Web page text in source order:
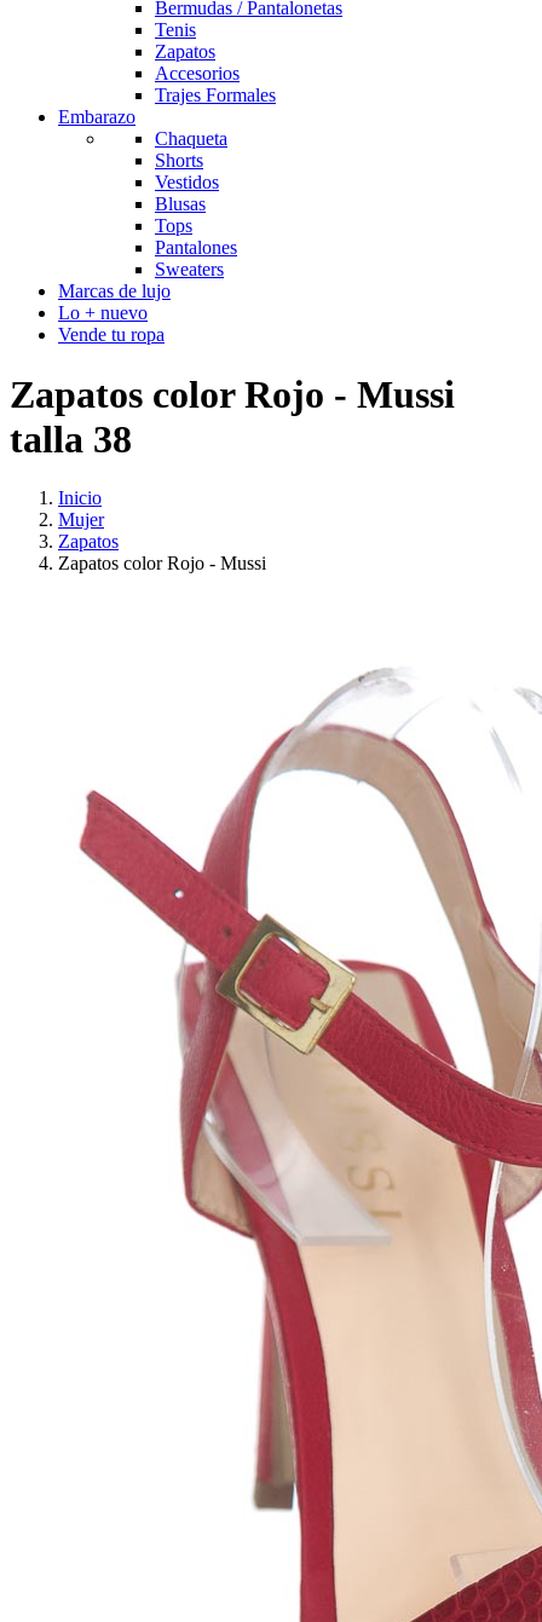
Bermudas / Pantalonetas
Tenis
Zapatos
Accesorios
Trajes Formales
Embarazo
Chaqueta
Shorts
Vestidos
Blusas
Tops
Pantalones
Sweaters
Marcas de lujo
Lo + nuevo
Vende tu ropa
Zapatos color Rojo - Mussi
talla 38
Inicio
Mujer
Zapatos
Zapatos color Rojo - Mussi